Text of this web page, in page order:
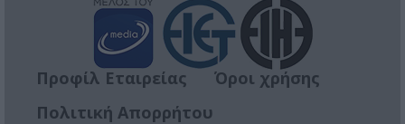
Προφίλ Εταιρείας
Όροι χρήσης
Πολιτική Απορρήτου